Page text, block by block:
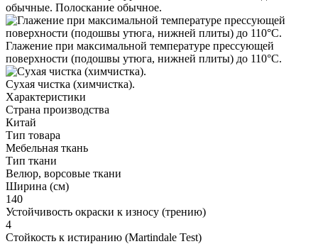
обычные. Полоскание обычное.
Глажение при максимальной температуре прессующей
поверхности (подошвы утюга, нижней плиты) до 110°С.
Cухая чистка (химчистка).
Характеристики
Страна производства
Китай
Тип товара
Мебельная ткань
Тип ткани
Велюр, ворсовые ткани
Ширина (см)
140
Устойчивость окраски к износу (трению)
4
Стойкость к истиранию (Martindale Test)